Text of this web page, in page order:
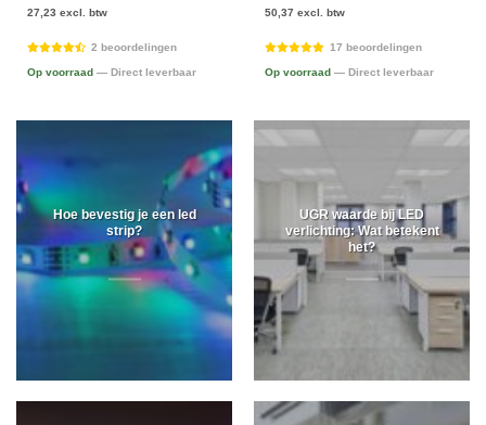
27,23 excl. btw
2 beoordelingen
Op voorraad — Direct leverbaar
50,37 excl. btw
17 beoordelingen
Op voorraad — Direct leverbaar
Hoe bevestig je een led
strip?
UGR waarde bij LED
verlichting: Wat betekent
het?